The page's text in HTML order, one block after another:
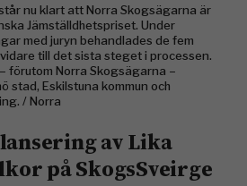
nu klart att Norra Skogsägarna är
Jämställdhetspriset. Under
med juryn behandlades de fem
till det sista steget i processen.
förutom Norra Skogsägarna –
stad, Eskilstuna kommun och
/ Norra
av Lika
på SkogsSveirge